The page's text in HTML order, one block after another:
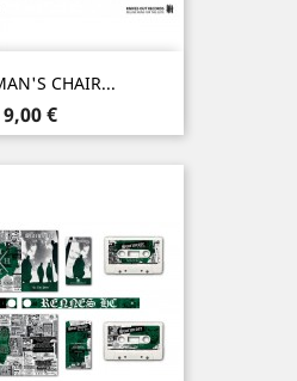
CHAIR...
Prix
9,00 €